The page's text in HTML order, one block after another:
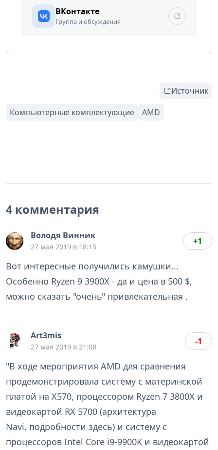
ВКонтакте
Группа и обсуждения
Источник
4 комментария
Володя Винник
27 мая 2019 в 18:15
+1
Вот интересные получились камушки...
Особенно Ryzen 9 3900X - да и цена в 500 $,
можно сказать "очень" привлекательная .
Art3mis
27 мая 2019 в 21:08
-1
"В ходе мероприятия AMD для сравнения
продемонстрировала систему с материнской
платой на X570, процессором Ryzen 7 3800X и
видеокартой RX 5700 (архитектура
Navi, подробности здесь) и систему с
процессоров Intel Core i9-9900K и видеокартой